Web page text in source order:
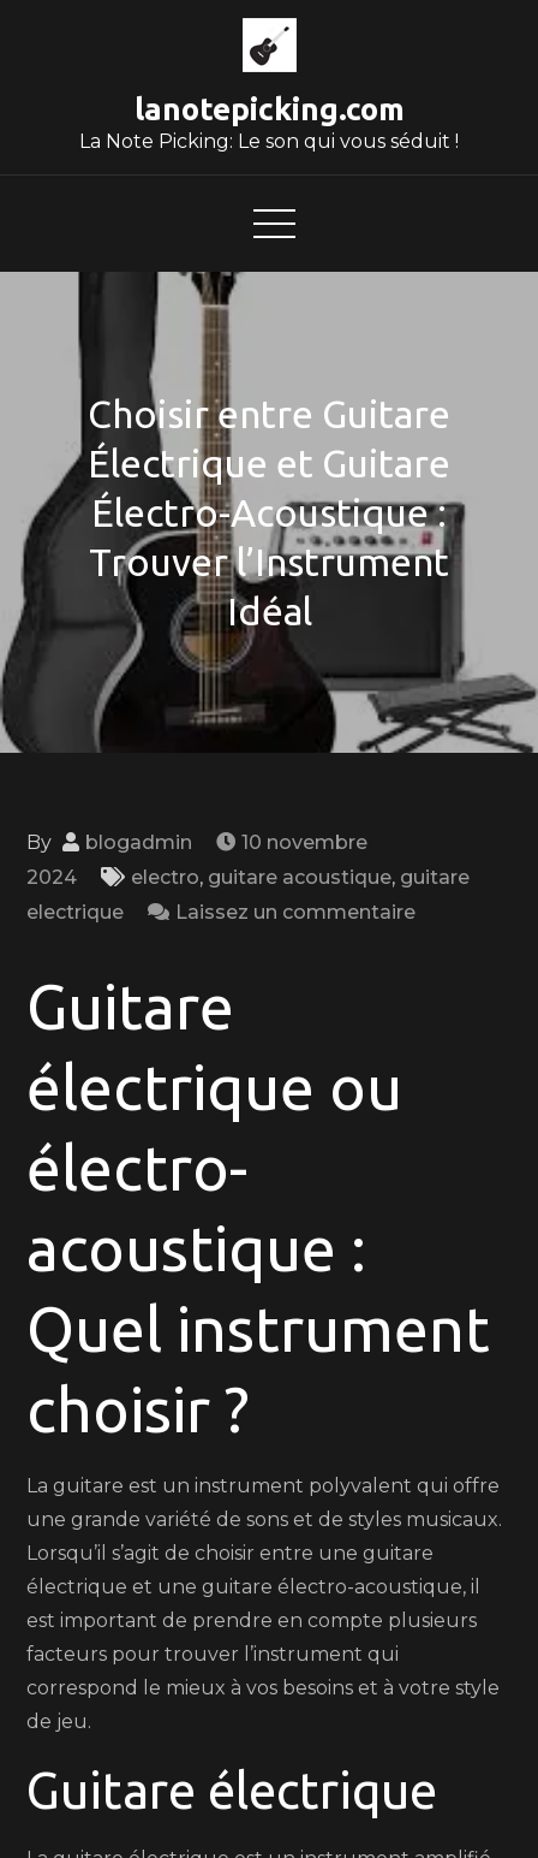
lanotepicking.com
La Note Picking: Le son qui vous séduit !
Choisir entre Guitare
Électrique et Guitare
Électro-Acoustique :
Trouver l’Instrument
Idéal
By blogadmin
10 novembre
2024
electro, guitare acoustique, guitare
electrique
Laissez un commentaireon
Idéal
Guitare
électrique ou
électro-
acoustique :
Quel instrument
choisir ?
La guitare est un instrument polyvalent qui offre
une grande variété de sons et de styles musicaux.
Lorsqu’il s’agit de choisir entre une guitare
électrique et une guitare électro-acoustique, il
est important de prendre en compte plusieurs
facteurs pour trouver l’instrument qui
correspond le mieux à vos besoins et à votre style
de jeu.
Guitare électrique